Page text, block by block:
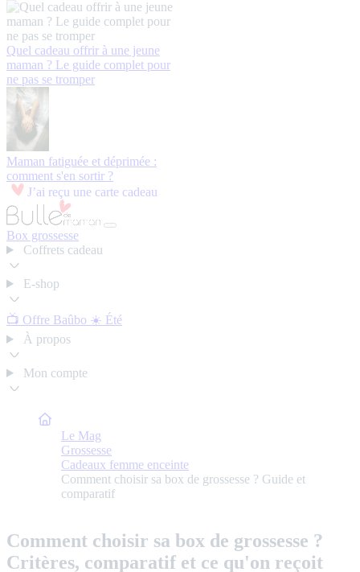
Quel cadeau offrir à une jeune
maman ? Le guide complet pour
ne pas se tromper
Maman fatiguée et déprimée :
comment s'en sortir ?
J’ai reçu une carte cadeau
Box grossesse
Coffrets cadeau
E-shop
📺 Offre Baûbo ☀️ Été
À propos
Mon compte
Bulle de Maman
Le Mag
Grossesse
Cadeaux femme enceinte
Comment choisir sa box de grossesse ? Guide et
comparatif
Comment choisir sa box de grossesse ?
Critères, comparatif et ce qu'on reçoit